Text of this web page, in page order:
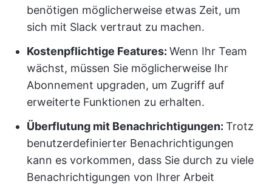
benötigen möglicherweise etwas Zeit, um
sich mit Slack vertraut zu machen.
Kostenpflichtige Features: Wenn Ihr Team
wächst, müssen Sie möglicherweise Ihr
Abonnement upgraden, um Zugriff auf
erweiterte Funktionen zu erhalten.
Überflutung mit Benachrichtigungen: Trotz
benutzerdefinierter Benachrichtigungen
kann es vorkommen, dass Sie durch zu viele
Benachrichtigungen von Ihrer Arbeit